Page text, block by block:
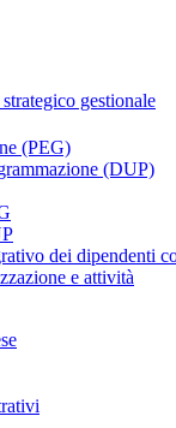
gestionale
(PEG)
(DUP)
dei dipendenti
e attività